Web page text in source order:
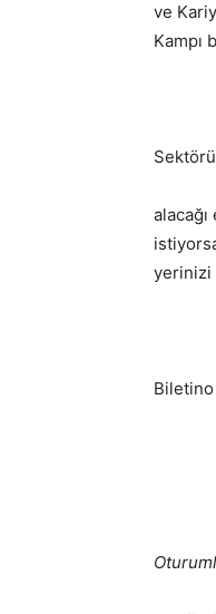
ve
Kampı
yerinizi
Biletino